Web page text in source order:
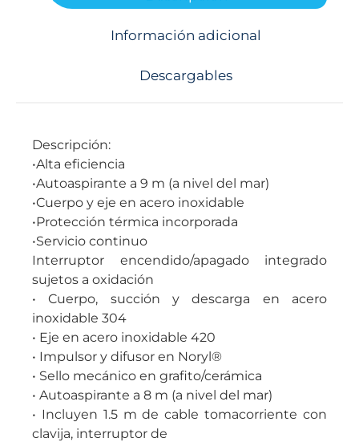
Información adicional
Descargables
Descripción:
•Alta eficiencia
•Autoaspirante a 9 m (a nivel del mar)
•Cuerpo y eje en acero inoxidable
•Protección térmica incorporada
•Servicio continuo
Interruptor encendido/apagado integrado
sujetos a oxidación
• Cuerpo, succión y descarga en acero
inoxidable 304
• Eje en acero inoxidable 420
• Impulsor y difusor en Noryl®
• Sello mecánico en grafito/cerámica
• Autoaspirante a 8 m (a nivel del mar)
• Incluyen 1.5 m de cable tomacorriente con
clavija, interruptor de